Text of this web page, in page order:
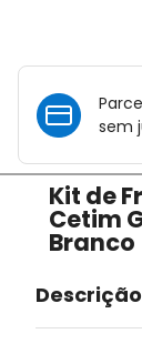
sem
Kit de
Cetim
Branco
Descrição